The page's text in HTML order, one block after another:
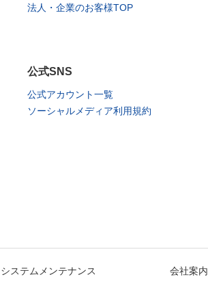
法人・企業のお客様TOP
公式SNS
公式アカウント一覧
ソーシャルメディア利用規約
システムメンテナンス 会社案内